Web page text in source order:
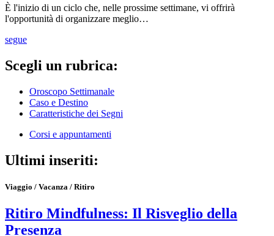
È l'inizio di un ciclo che, nelle prossime settimane, vi offrirà
l'opportunità di organizzare meglio…
segue
Scegli un rubrica:
Oroscopo Settimanale
Caso e Destino
Caratteristiche dei Segni
Corsi e appuntamenti
Ultimi inseriti:
Viaggio / Vacanza / Ritiro
Ritiro Mindfulness: Il Risveglio della
Presenza